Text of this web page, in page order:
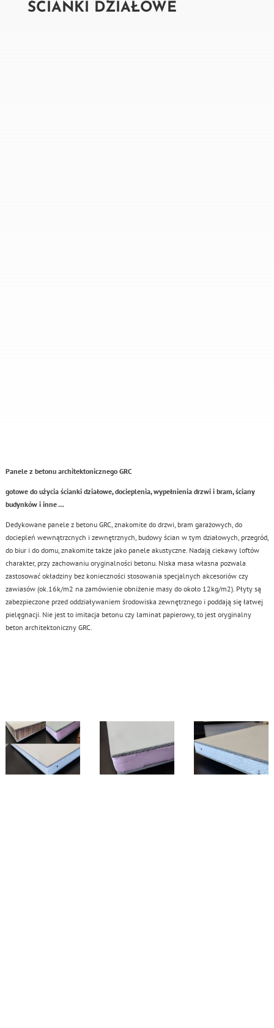
ŚCIANKI DZIAŁOWE
Panele z betonu architektonicznego GRC
gotowe do użycia ścianki działowe, docieplenia, wypełnienia drzwi i bram, ściany
budynków i inne …
Dedykowane panele z betonu GRC, znakomite do drzwi, bram garażowych, do
dociepleń wewnątrzcnych i zewnętrznych, budowy ścian w tym działowych, przegród,
do biur i do domu, znakomite także jako panele akustyczne. Nadają ciekawy loftów
charakter, przy zachowaniu oryginalności betonu. Niska masa własna pozwala
zastosować okładziny bez konieczności stosowania specjalnych akcesoriów czy
zawiasów (ok.16k/m2 na zamówienie obniżenie masy do około 12kg/m2). Płyty są
zabezpieczone przed oddziaływaniem środowiska zewnętrznego i poddają się łatwej
pielęgnacji. Nie jest to imitacja betonu czy laminat papierowy, to jest oryginalny
beton architektoniczny GRC.